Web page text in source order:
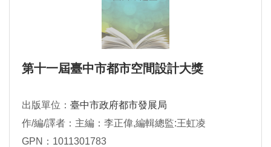
第十一屆臺中市都市空間設計大獎
出版單位： 臺中市政府都市發展局
作/編/譯者：主編：李正偉,編輯總監:王虹凌
GPN：1011301783